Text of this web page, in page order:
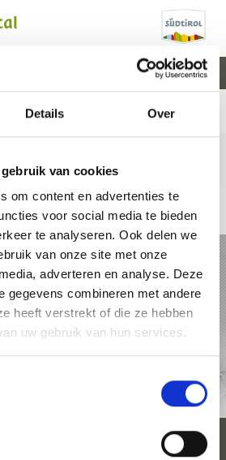
Details Over
van cookies
om content en advertenties te
voor social media te bieden
te analyseren. Ook delen we
van onze site met onze
adverteren en analyse. Deze
gegevens combineren met andere
heeft verstrekt of die ze hebben
uw gebruik van hun services.
V
info@latsch.it Online-kaart
- MARTELLTAL
PAKKETTEN